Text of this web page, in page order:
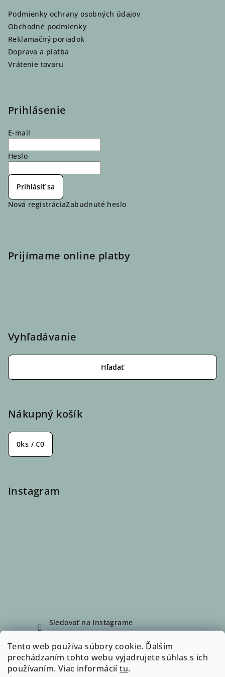
Tento web používa súbory cookie. Ďalším
prechádzaním tohto webu vyjadrujete súhlas s ich
používaním. Viac informáciítu.
Podmienky ochrany osobných údajov
Obchodné podmienky
Reklamačný poriadok
Doprava a platba
Vrátenie tovaru
Prihlásenie
E-mail
Heslo
Prihlásiť sa
Nová registráciaZabudnuté heslo
Prijímame online platby
Vyhľadávanie
Hľadať
Nákupný košík
0ks /€0
Instagram
Sledovať na Instagrame
Facebook